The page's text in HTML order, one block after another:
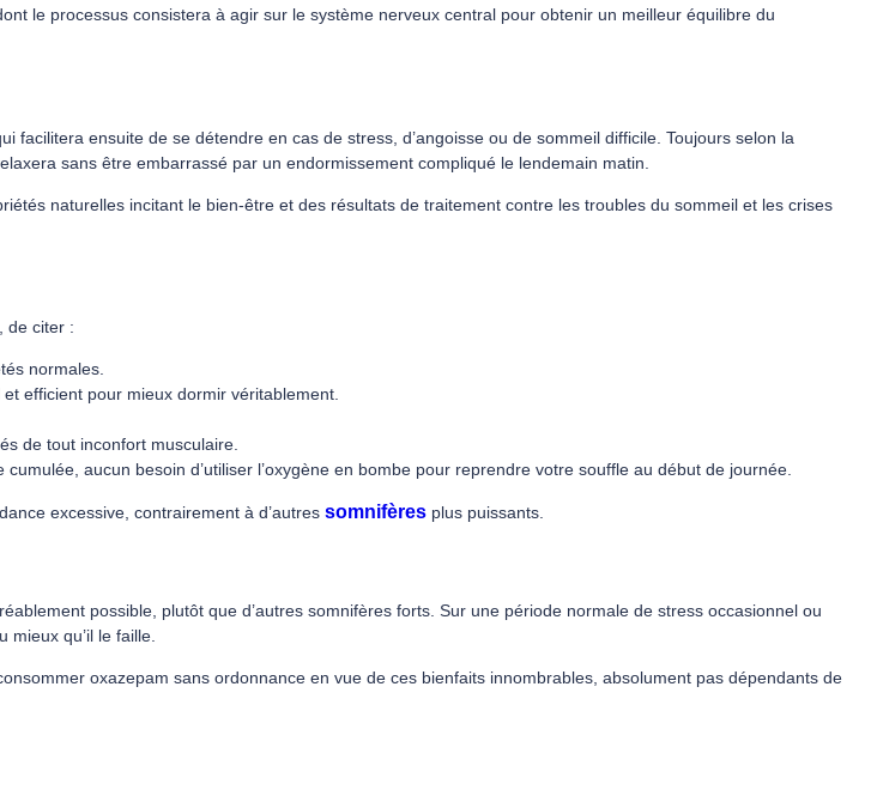
le processus consistera à agir sur le système nerveux central pour obtenir un meilleur équilibre du
facilitera ensuite de se détendre en cas de stress, d’angoisse ou de sommeil difficile. Toujours selon la
sans être embarrassé par un endormissement compliqué le lendemain matin.
naturelles incitant le bien-être et des résultats de traitement contre les troubles du sommeil et les crises
de citer :
normales.
efficient pour mieux dormir véritablement.
de tout inconfort musculaire.
aucun besoin d’utiliser l’oxygène en bombe pour reprendre votre souffle au début de journée.
excessive, contrairement à d’autres somnifères plus puissants.
possible, plutôt que d’autres somnifères forts. Sur une période normale de stress occasionnel ou
mieux qu’il le faille.
oxazepam sans ordonnance en vue de ces bienfaits innombrables, absolument pas dépendants de